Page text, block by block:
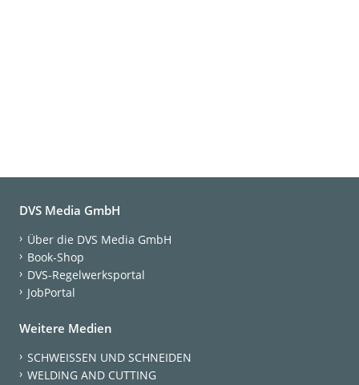
DVS Media GmbH
Über die DVS Media GmbH
Book-Shop
DVS-Regelwerksportal
JobPortal
Weitere Medien
SCHWEISSEN UND SCHNEIDEN
WELDING AND CUTTING